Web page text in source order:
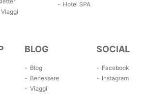
Hotel SPA
BLOG
Blog
Benessere
Viaggi
SOCIAL
Facebook
Instagram